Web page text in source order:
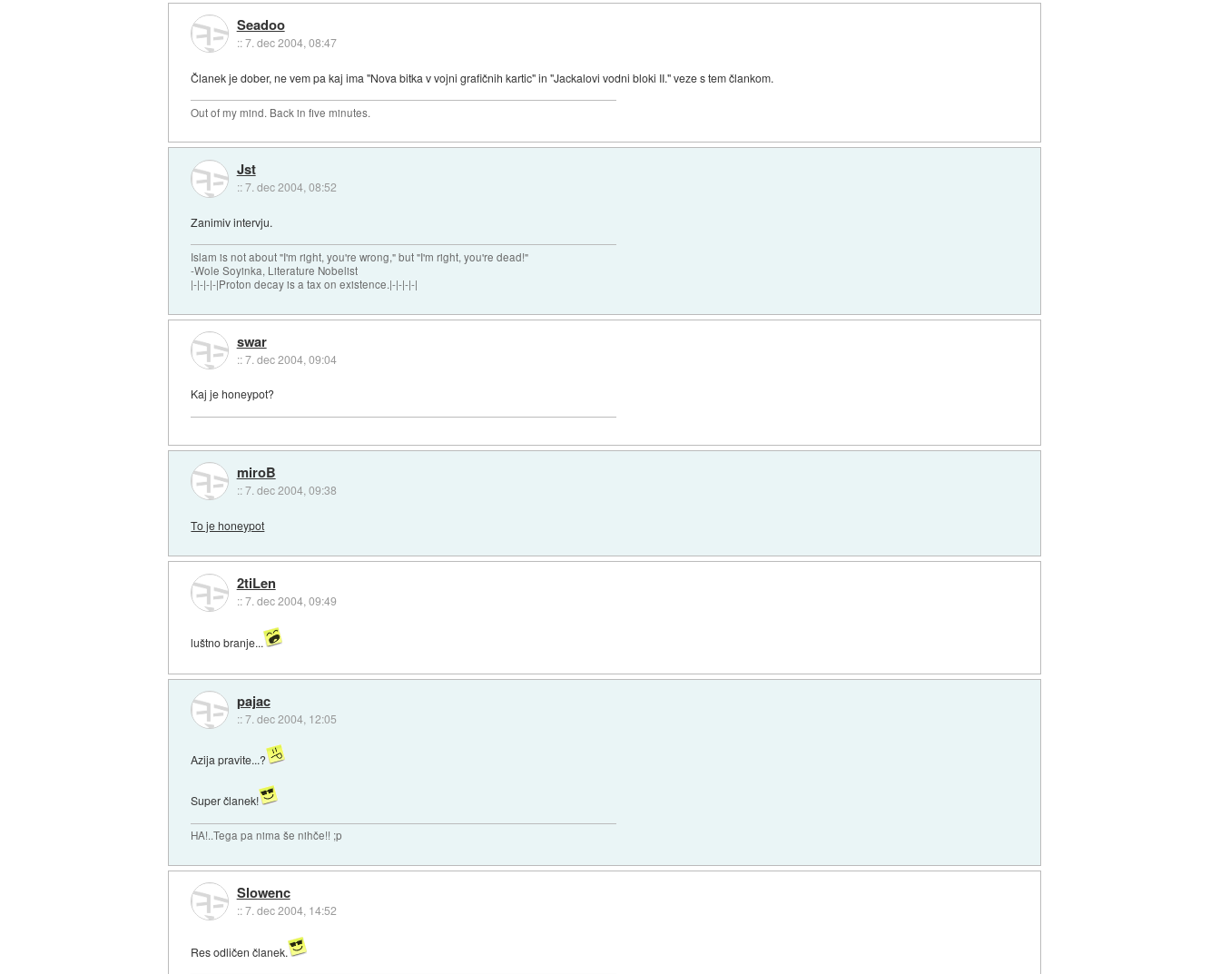
Seadoo
::7. dec 2004, 08:47
Članek je dober, ne vem pa kaj ima "Nova bitka v vojni grafičnih kartic" in "Jackalovi vodni bloki II." veze s tem člankom.
Out of my mind. Back in five minutes.
Jst
::7. dec 2004, 08:52
Zanimiv intervju.
Islam is not about "I'm right, you're wrong," but "I'm right, you're dead!"
-Wole Soyinka, Literature Nobelist
|-|-|-|-|Proton decay is a tax on existence.|-|-|-|-|
swar
::7. dec 2004, 09:04
Kaj je honeypot?
miroB
::7. dec 2004, 09:38
To je honeypot
2tiLen
::7. dec 2004, 09:49
luštno branje...
pajac
::7. dec 2004, 12:05
Azija pravite...?
Super članek!
HA!..Tega pa nima še nihče!! ;p
Slowenc
::7. dec 2004, 14:52
Res odličen članek.